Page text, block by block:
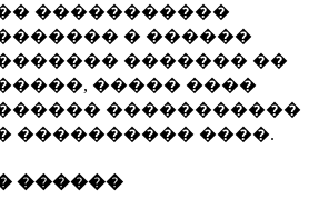
�����������
� ������
������� ��
����� ����
�����������
���������� ����.
������